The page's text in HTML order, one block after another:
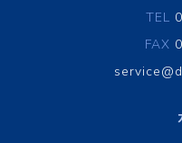
TEL
FAX